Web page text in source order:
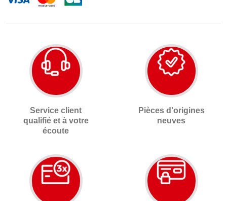
Service client
qualifié et à votre
écoute
Pièces d'origines
neuves